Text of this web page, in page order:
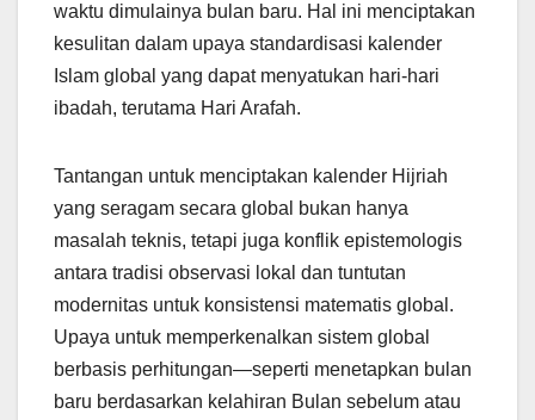
waktu dimulainya bulan baru. Hal ini menciptakan
kesulitan dalam upaya standardisasi kalender
Islam global yang dapat menyatukan hari-hari
ibadah, terutama Hari Arafah.
Tantangan untuk menciptakan kalender Hijriah
yang seragam secara global bukan hanya
masalah teknis, tetapi juga konflik epistemologis
antara tradisi observasi lokal dan tuntutan
modernitas untuk konsistensi matematis global.
Upaya untuk memperkenalkan sistem global
berbasis perhitungan—seperti menetapkan bulan
baru berdasarkan kelahiran Bulan sebelum atau